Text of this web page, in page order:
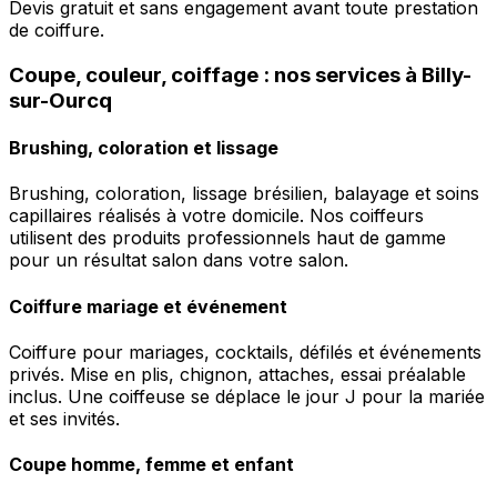
Devis gratuit et sans engagement avant toute prestation
de coiffure.
Coupe, couleur, coiffage : nos services à Billy-
sur-Ourcq
Brushing, coloration et lissage
Brushing, coloration, lissage brésilien, balayage et soins
capillaires réalisés à votre domicile. Nos coiffeurs
utilisent des produits professionnels haut de gamme
pour un résultat salon dans votre salon.
Coiffure mariage et événement
Coiffure pour mariages, cocktails, défilés et événements
privés. Mise en plis, chignon, attaches, essai préalable
inclus. Une coiffeuse se déplace le jour J pour la mariée
et ses invités.
Coupe homme, femme et enfant